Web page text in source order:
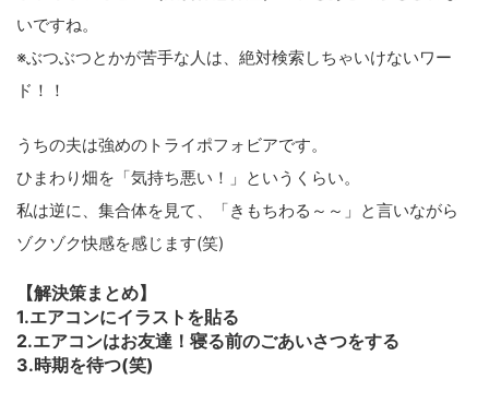
いですね。
※ぶつぶつとかが苦手な人は、絶対検索しちゃいけないワー
ド！！
うちの夫は強めのトライポフォビアです。
ひまわり畑を「気持ち悪い！」というくらい。
私は逆に、集合体を見て、「きもちわる～～」と言いながら
ゾクゾク快感を感じます(笑)
【解決策まとめ】
1.エアコンにイラストを貼る
2.エアコンはお友達！寝る前のごあいさつをする
3.時期を待つ(笑)